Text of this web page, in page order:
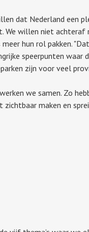
dat Nederland een
We willen niet achteraf
hun rol pakken.
speerpunten waar
zijn voor veel
we samen. Zo
zichtbaar maken en